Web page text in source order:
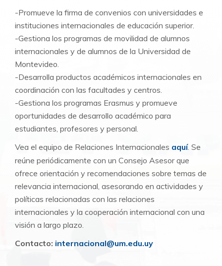
-Promueve la firma de convenios con universidades e
instituciones internacionales de educación superior.
-Gestiona los programas de movilidad de alumnos
internacionales y de alumnos de la Universidad de
Montevideo.
-Desarrolla productos académicos internacionales en
coordinación con las facultades y centros.
-Gestiona los programas Erasmus y promueve
oportunidades de desarrollo académico para
estudiantes, profesores y personal.
Vea el equipo de Relaciones Internacionales aquí. Se
reúne periódicamente con un Consejo Asesor que
ofrece orientación y recomendaciones sobre temas de
relevancia internacional, asesorando en actividades y
políticas relacionadas con las relaciones
internacionales y la cooperación internacional con una
visión a largo plazo.
Contacto: internacional@um.edu.uy